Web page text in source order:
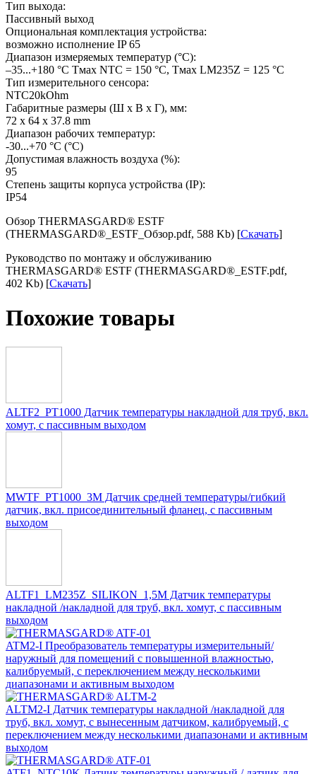
Тип выхода:
Пассивный выход
Опциональная комплектация устройства:
возможно исполнение IP 65
Диапазон измеряемых температур (°С):
–35...+180 °C Tмax NTC = 150 °C, Tмax LМ235Z = 125 °C
Тип измерительного сенсора:
NTC20kOhm
Габаритные размеры (Ш х В х Г), мм:
72 x 64 x 37.8 mm
Диапазон рабочих температур:
-30...+70 °C (°С)
Допустимая влажность воздуха (%):
95
Степень защиты корпуса устройства (IP):
IP54
Обзор THERMASGARD® ESTF
(THERMASGARD®_ESTF_Обзор.pdf, 588 Kb) [Скачать]
Руководство по монтажу и обслуживанию
THERMASGARD® ESTF (THERMASGARD®_ESTF.pdf,
402 Kb) [Скачать]
Похожие товары
ALTF2_PT1000 Датчик температуры накладной для труб, вкл.
хомут, с пассивным выходом
MWTF_PT1000_3M Датчик средней температуры/гибкий
датчик, вкл. присоединительный фланец, с пассивным
выходом
ALTF1_LM235Z_SILIKON_1,5M Датчик температуры
накладной /накладной для труб, вкл. хомут, с пассивным
выходом
ATM2-I Преобразователь температуры измерительный/
наружный для помещений с повышенной влажностью,
калибруемый, с переключением между несколькими
диапазонами и активным выходом
ALTM2-I Датчик температуры накладной /накладной для
труб, вкл. хомут, с вынесенным датчиком, калибруемый, с
переключением между несколькими диапазонами и активным
выходом